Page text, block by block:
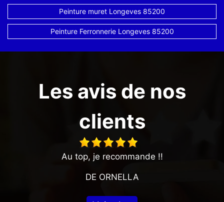
Peinture muret Longeves 85200
Peinture Ferronnerie Longeves 85200
Les avis de nos
clients
Au top, je recommande !!
DE ORNELLA